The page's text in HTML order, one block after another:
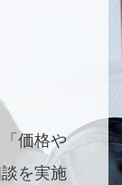
価格や
を実施